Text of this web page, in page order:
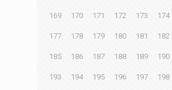
169 170 171 172 173 174
177 178 179 180 181 182
185 186 187 188 189 190
193 194 195 196 197 198